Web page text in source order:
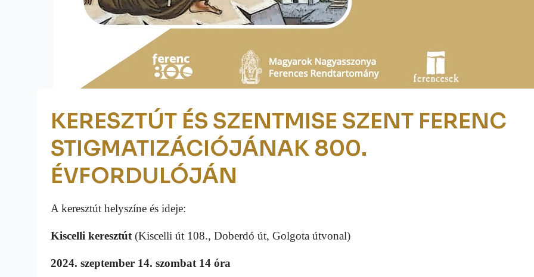
KERESZTÚT ÉS SZENTMISE SZENT FERENC
STIGMATIZÁCIÓJÁNAK 800.
ÉVFORDULÓJÁN
A keresztút helyszíne és ideje:
Kiscelli keresztút(Kiscelli út 108., Doberdó út, Golgota útvonal)
2024. szeptember 14. szombat 14 óra